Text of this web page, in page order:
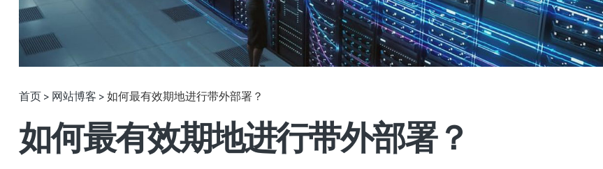
首页 > 网站博客 >如何最有效期地进行带外部署？
如何最有效期地进行带外部署？